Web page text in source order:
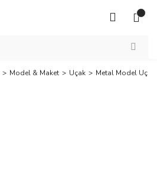
Model & Maket Uçak Metal Model Uçak